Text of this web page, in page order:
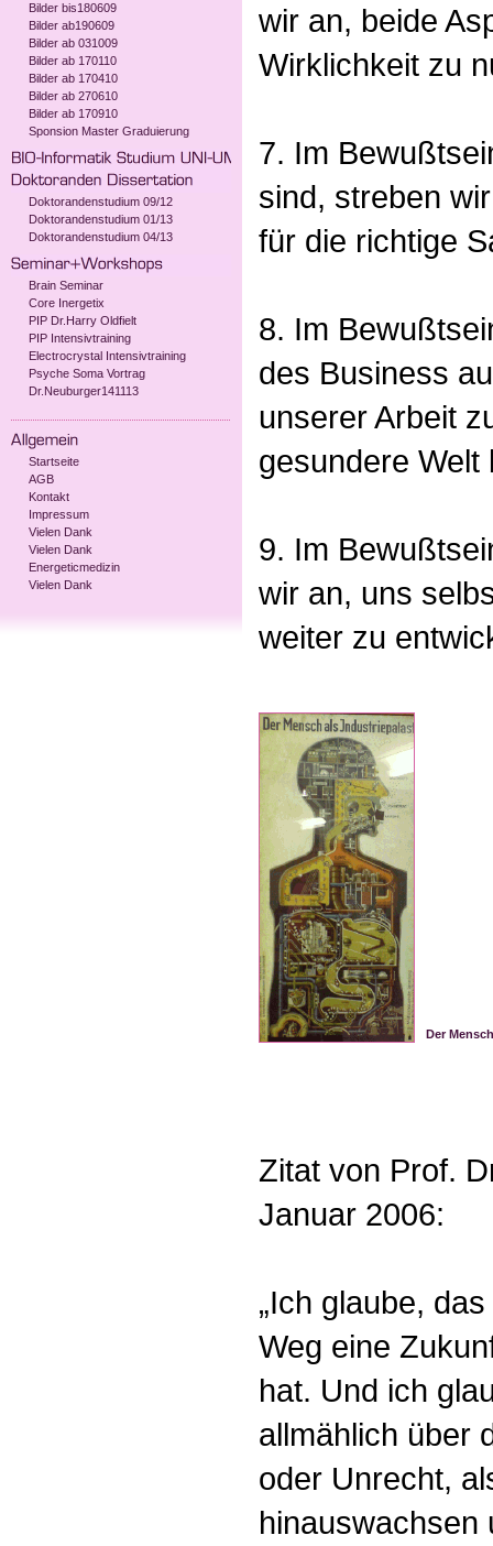
Bilder bis180609
Bilder ab190609
Bilder ab 031009
Bilder ab 170110
Bilder ab 170410
Bilder ab 270610
Bilder ab 170910
Sponsion Master Graduierung
Doktorandenstudium 09/12
Doktorandenstudium 01/13
Doktorandenstudium 04/13
Brain Seminar
Core Inergetix
PIP Dr.Harry Oldfielt
PIP Intensivtraining
Electrocrystal Intensivtraining
Psyche Soma Vortrag
Dr.Neuburger141113
Startseite
AGB
Kontakt
Impressum
Vielen Dank
Vielen Dank
Energeticmedizin
Vielen Dank
wir an, beide
Wirklichkeit zu
7. Im
sind, streben
für die richtige
8. Im
des Business
unserer Arbeit
gesundere Welt
9. Im
wir an, uns
weiter zu
Der
Zitat von Prof.
Januar 2006:
„Ich glaube,
Weg eine
hat. Und ich
allmählich über
oder Unrecht,
hinauswachsen